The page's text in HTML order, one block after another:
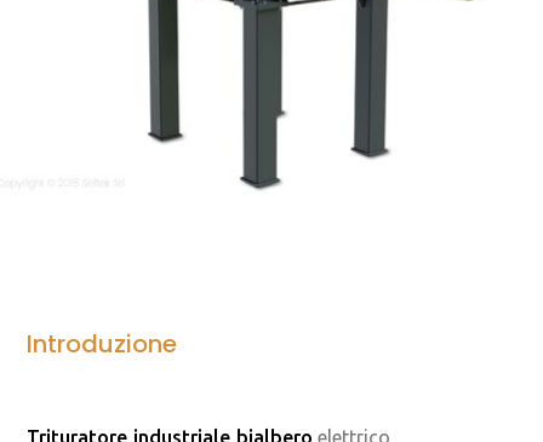
Introduzione
Trituratore industriale bialbero elettrico